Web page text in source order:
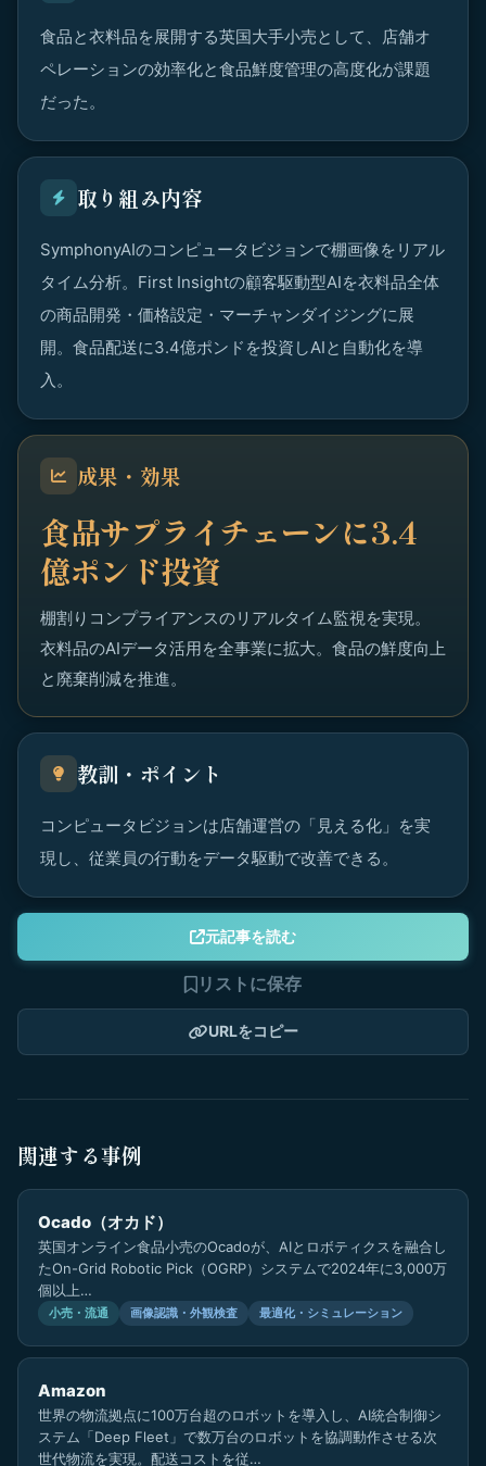
食品と衣料品を展開する英国大手小売として、店舗オ
ペレーションの効率化と食品鮮度管理の高度化が課題
だった。
取り組み内容
SymphonyAIのコンピュータビジョンで棚画像をリアル
タイム分析。First Insightの顧客駆動型AIを衣料品全体
の商品開発・価格設定・マーチャンダイジングに展
開。食品配送に3.4億ポンドを投資しAIと自動化を導
入。
成果・効果
食品サプライチェーンに3.4
億ポンド投資
棚割りコンプライアンスのリアルタイム監視を実現。
衣料品のAIデータ活用を全事業に拡大。食品の鮮度向上
と廃棄削減を推進。
教訓・ポイント
コンピュータビジョンは店舗運営の「見える化」を実
現し、従業員の行動をデータ駆動で改善できる。
元記事を読む
リストに保存
URLをコピー
関連する事例
Ocado（オカド）
英国オンライン食品小売のOcadoが、AIとロボティクスを融合し
たOn-Grid Robotic Pick（OGRP）システムで2024年に3,000万
個以上…
小売・流通 画像認識・外観検査 最適化・シミュレーション
Amazon
世界の物流拠点に100万台超のロボットを導入し、AI統合制御シ
ステム「Deep Fleet」で数万台のロボットを協調動作させる次
世代物流を実現。配送コストを従…